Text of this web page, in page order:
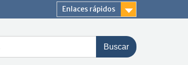
Enlaces rápidos